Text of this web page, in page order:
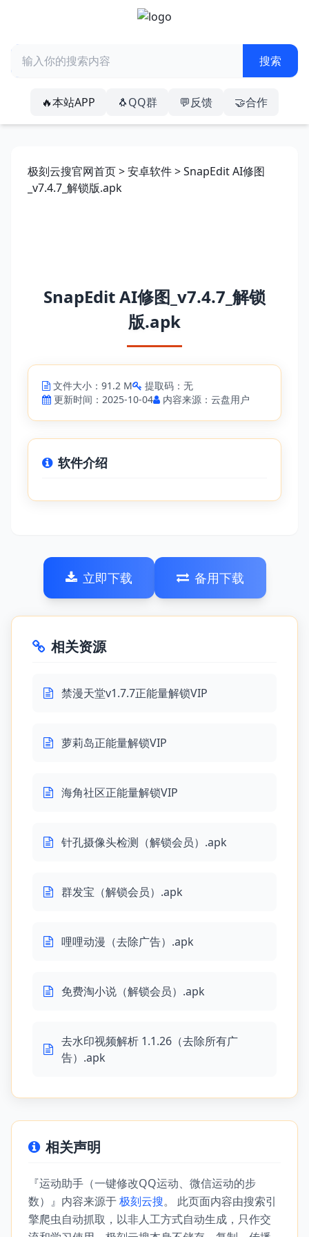
🔥本站APP 🐧QQ群 💬反馈 🤝合作
极刻云搜官网首页>安卓软件> SnapEdit AI修图
_v7.4.7_解锁版.apk
SnapEdit AI修图_v7.4.7_解锁
版.apk
文件大小：91.2 M
提取码：无
更新时间：2025-10-04
内容来源：云盘用户
软件介绍
立即下载 备用下载
相关资源
禁漫天堂v1.7.7正能量解锁VIP
萝莉岛正能量解锁VIP
海角社区正能量解锁VIP
针孔摄像头检测（解锁会员）.apk
群发宝（解锁会员）.apk
哩哩动漫（去除广告）.apk
免费淘小说（解锁会员）.apk
去水印视频解析 1.1.26（去除所有广
告）.apk
相关声明
『运动助手（一键修改QQ运动、微信运动的步
数）』内容来源于极刻云搜。 此页面内容由搜索引
擎爬虫自动抓取，以非人工方式自动生成，只作交